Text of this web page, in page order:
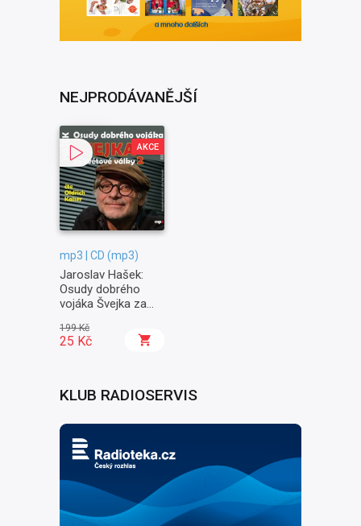
NEJPRODÁVANĚJŠÍ
AKCE
mp3 | CD (mp3)
Jaroslav Hašek:
Osudy dobrého
vojáka Švejka za
Na frontě
199 Kč
25 Kč
KLUB RADIOSERVIS